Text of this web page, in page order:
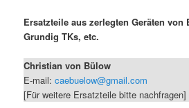
Ersatzteile aus zerlegten Geräten von
Grundig TKs, etc.
Christian von Bülow
E-mail:caebuelow@gmail.com
[Für weitere Ersatzteile bitte nachfragen]